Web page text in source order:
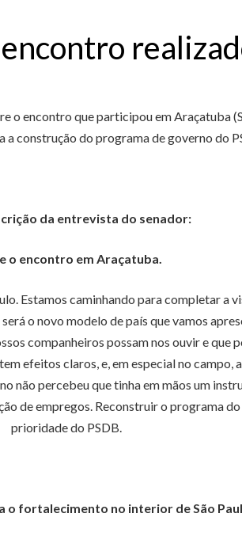
encontro que participou em Araçatuba
a construção do programa de governo do
da entrevista do senador:
o encontro em Araçatuba.
Estamos caminhando para completar a
o novo modelo de país que vamos
companheiros possam nos ouvir e que
efeitos claros, e, em especial no
não percebeu que tinha em mãos um
de empregos. Reconstruir o programa
prioridade do PSDB.
o fortalecimento no interior de São